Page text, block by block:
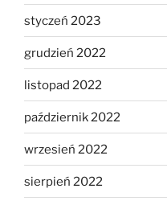
styczeń 2023
grudzień 2022
listopad 2022
październik 2022
wrzesień 2022
sierpień 2022